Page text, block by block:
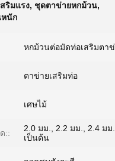
ริมแรง, ชุดตาข่ายหกม้วน,
หนัก
หกม้วนต่อมัดท่อเสริมตา
ตาข่ายเสริมท่อ
เศษไม้
::
2.0 มม., 2.2 มม., 2.4 มม
เป็นต้น